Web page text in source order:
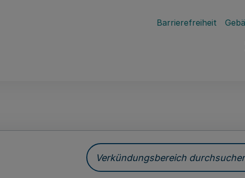
Barrierefreiheit
Verkündungsbereich durchsuchen